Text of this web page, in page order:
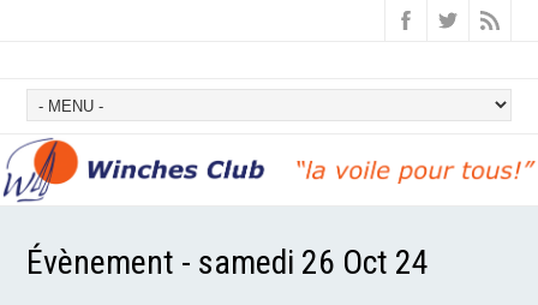
Évènement - samedi 26 Oct 24